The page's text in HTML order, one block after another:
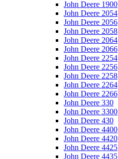
John Deere 1900
John Deere 2054
John Deere 2056
John Deere 2058
John Deere 2064
John Deere 2066
John Deere 2254
John Deere 2256
John Deere 2258
John Deere 2264
John Deere 2266
John Deere 330
John Deere 3300
John Deere 430
John Deere 4400
John Deere 4420
John Deere 4425
John Deere 4435